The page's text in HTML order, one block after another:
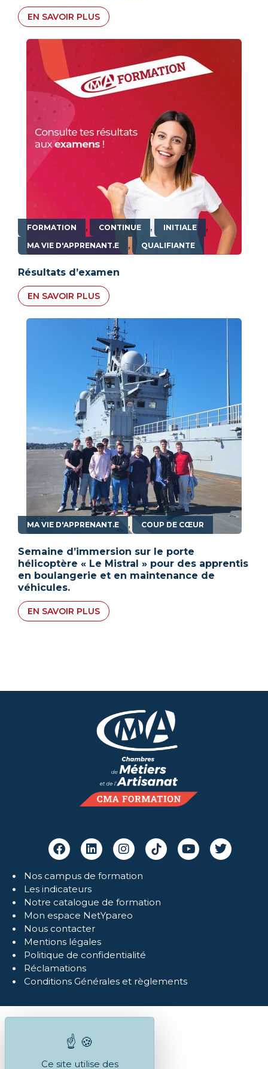
EN SAVOIR PLUS
FORMATION , CONTINUE , INITIALE ,
MA VIE D'APPRENANT.E , QUALIFIANTE
Résultats d’examen
EN SAVOIR PLUS
MA VIE D'APPRENANT.E , COUP DE CŒUR
Semaine d’immersion sur le porte
hélicoptère « Le Mistral » pour des apprentis
en boulangerie et en maintenance de
véhicules.
EN SAVOIR PLUS
Nos campus de formation
Les indicateurs
Notre catalogue de formation
Mon espace NetYpareo
Nous contacter
Mentions légales
Politique de confidentialité
Réclamations
Conditions Générales et règlements
Ce site utilise des